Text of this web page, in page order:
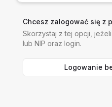
Chcesz zalogować się z
Skorzystaj z tej opcji,
lub NIP oraz login.
Logowanie